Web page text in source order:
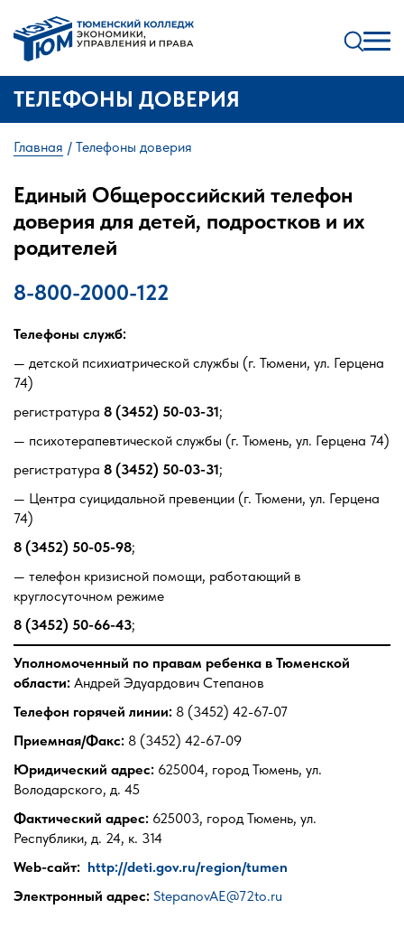
ТЕЛЕФОНЫ ДОВЕРИЯ
Главная Телефоны доверия
Единый Общероссийский телефон
доверия для детей, подростков и их
родителей
8-800-2000-122
Телефоны служб:
— детской психиатрической службы (г. Тюмени, ул. Герцена
74)
регистратура 8 (3452) 50-03-31;
— психотерапевтической службы (г. Тюмень, ул. Герцена 74)
регистратура 8 (3452) 50-03-31;
— Центра суицидальной превенции (г. Тюмени, ул. Герцена
74)
8 (3452) 50-05-98;
— телефон кризисной помощи, работающий в
круглосуточном режиме
8 (3452) 50-66-43;
Уполномоченный по правам ребенка в Тюменской
области: Андрей Эдуардович Степанов
Телефон горячей линии: 8 (3452) 42-67-07
Приемная/Факс: 8 (3452) 42-67-09
Юридический адрес: 625004, город Тюмень, ул.
Володарского, д. 45
Фактический адрес: 625003, город Тюмень, ул.
Республики, д. 24, к. 314
Web-сайт: http://deti.gov.ru/region/tumen
Электронный адрес: StepanovAE@72to.ru